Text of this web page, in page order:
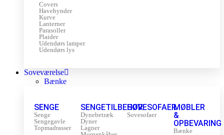
Covers
Havehynder
Kurve
Lanterner
Parasoller
Plaider
Udendørs lamper
Udendørs lys
Soveværelse
Bænke
SENGE
Senge
Sengegavle
Topmadrasser
SENGETILBEHØR
Dynebetræk
Dyner
Lagner
SOVESOFAER
Sovesofaer
MØBLER
&
OPBEVARING
Bænke